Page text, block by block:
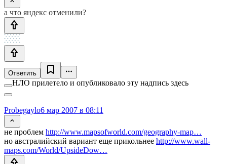
а что яндекс отменили?
Ответить
НЛО прилетело и опубликовало эту надпись здесь
Probegaylo6 мар 2007 в 08:11
не проблем http://www.mapsofworld.com/geography-map…
но австралийский вариант еще прикольнее http://www.wall-
maps.com/World/UpsideDow…